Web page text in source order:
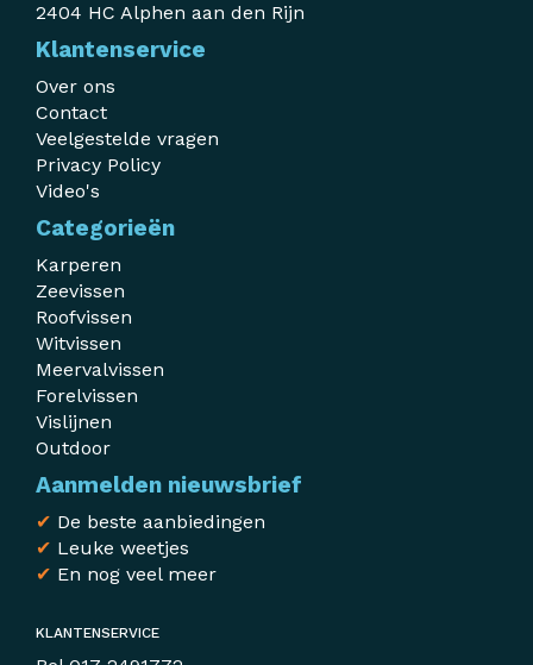
2404 HC Alphen aan den Rijn
Klantenservice
Over ons
Contact
Veelgestelde vragen
Privacy Policy
Video's
Categorieën
Karperen
Zeevissen
Roofvissen
Witvissen
Meervalvissen
Forelvissen
Vislijnen
Outdoor
Aanmelden nieuwsbrief
✔ De beste aanbiedingen
✔ Leuke weetjes
✔ En nog veel meer
KLANTENSERVICE